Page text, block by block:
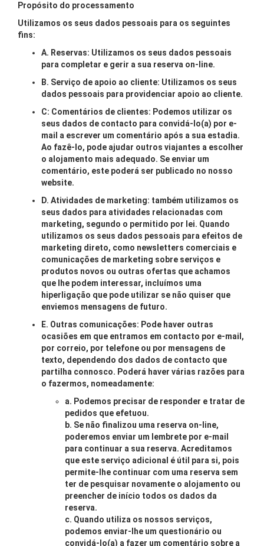
Propósito do processamento
Utilizamos os seus dados pessoais para os seguintes
fins:
A. Reservas: Utilizamos os seus dados pessoais
para completar e gerir a sua reserva on-line.
B. Serviço de apoio ao cliente: Utilizamos os seus
dados pessoais para providenciar apoio ao cliente.
C: Comentários de clientes: Podemos utilizar os
seus dados de contacto para convidá-lo(a) por e-
mail a escrever um comentário após a sua estadia.
Ao fazê-lo, pode ajudar outros viajantes a escolher
o alojamento mais adequado. Se enviar um
comentário, este poderá ser publicado no nosso
website.
D. Atividades de marketing: também utilizamos os
seus dados para atividades relacionadas com
marketing, segundo o permitido por lei. Quando
utilizamos os seus dados pessoais para efeitos de
marketing direto, como newsletters comerciais e
comunicações de marketing sobre serviços e
produtos novos ou outras ofertas que achamos
que lhe podem interessar, incluímos uma
hiperligação que pode utilizar se não quiser que
enviemos mensagens de futuro.
E. Outras comunicações: Pode haver outras
ocasiões em que entramos em contacto por e-mail,
por correio, por telefone ou por mensagens de
texto, dependendo dos dados de contacto que
partilha connosco. Poderá haver várias razões para
o fazermos, nomeadamente:
a. Podemos precisar de responder e tratar de
pedidos que efetuou.
b. Se não finalizou uma reserva on-line,
poderemos enviar um lembrete por e-mail
para continuar a sua reserva. Acreditamos
que este serviço adicional é útil para si, pois
permite-lhe continuar com uma reserva sem
ter de pesquisar novamente o alojamento ou
preencher de início todos os dados da
reserva.
c. Quando utiliza os nossos serviços,
podemos enviar-lhe um questionário ou
convidá-lo(a) a fazer um comentário sobre a